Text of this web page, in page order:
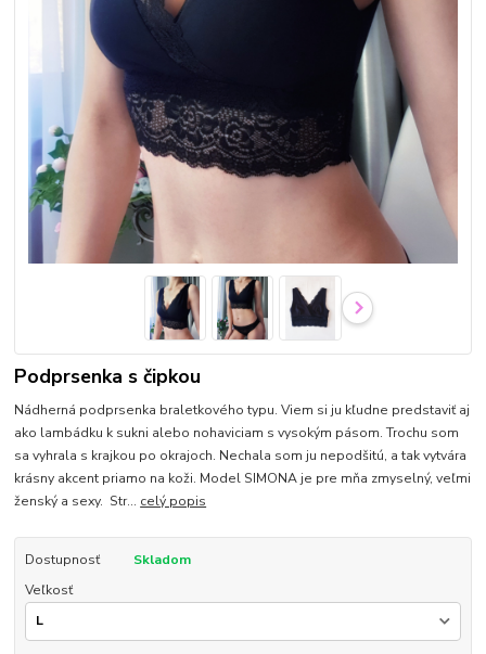
Podprsenka s čipkou
Nádherná podprsenka braletkového typu. Viem si ju kľudne predstaviť aj
ako lambádku k sukni alebo nohaviciam s vysokým pásom. Trochu som
sa vyhrala s krajkou po okrajoch. Nechala som ju nepodšitú, a tak vytvára
krásny akcent priamo na koži. Model SIMONA je pre mňa zmyselný, veľmi
ženský a sexy. Str... celý popis
Dostupnosť
Skladom
Veľkosť